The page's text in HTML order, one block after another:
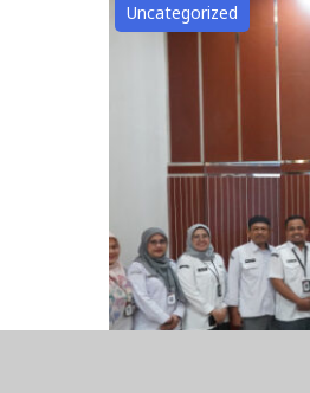
Uncategorized